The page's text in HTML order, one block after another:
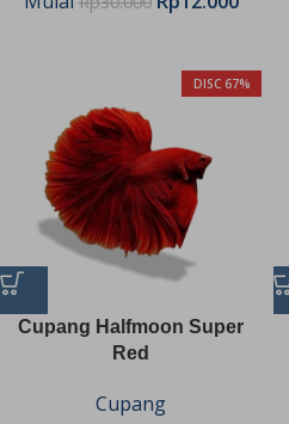
DISC 67%
Cupang Halfmoon Super
Red
Cupang